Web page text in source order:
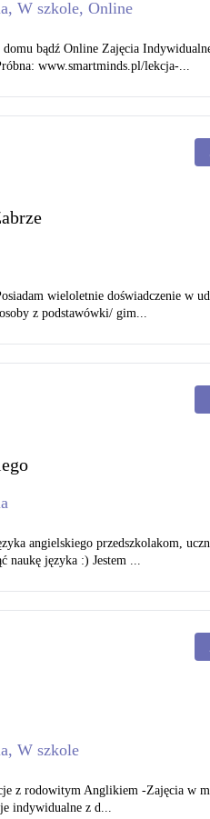
W szkole, Online
bądź Online Zajęcia
www.smartminds.pl/lekcja-...
wieloletnie doświadczenie w
z podstawówki/ gim...
angielskiego przedszkolakom,
naukę języka :) Jestem ...
W szkole
z rodowitym Anglikiem -Zajęcia w
indywidualne z d...